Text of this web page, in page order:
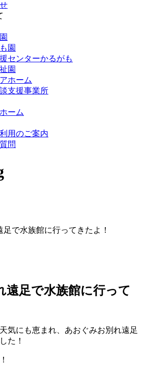
園
センターかるがも
園
ホーム
支援事業所
ーム
用のご案内
問
で水族館に行ってきたよ！
遠足で水族館に行って
気にも恵まれ、あおぐみお別れ遠足
た！